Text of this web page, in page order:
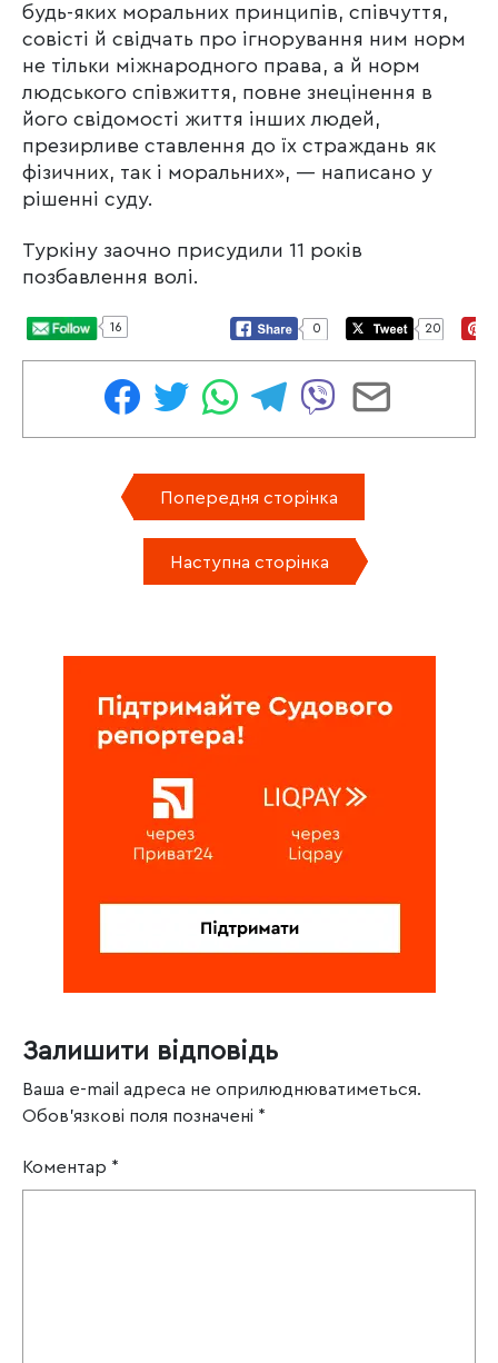
будь-яких моральних принципів, співчуття,
совісті й свідчать про ігнорування ним норм
не тільки міжнародного права, а й норм
людського співжиття, повне знецінення в
його свідомості життя інших людей,
презирливе ставлення до їх страждань як
фізичних, так і моральних», — написано у
рішенні суду.
Туркіну заочно присудили 11 років
позбавлення волі.
16 0 20
Попередня сторінка
Наступна сторінка
Залишити відповідь
Ваша e-mail адреса не оприлюднюватиметься.
Обов’язкові поля позначені *
Коментар *